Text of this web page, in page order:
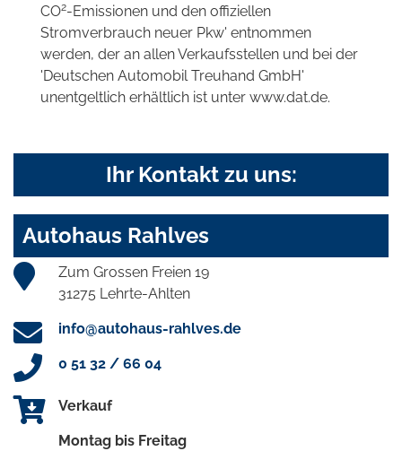
CO2-Emissionen und den offiziellen
Stromverbrauch neuer Pkw' entnommen
werden, der an allen Verkaufsstellen und bei der
'Deutschen Automobil Treuhand GmbH'
unentgeltlich erhältlich ist unter www.dat.de.
Ihr Kontakt zu uns:
Autohaus Rahlves
Zum Grossen Freien 19
31275 Lehrte-Ahlten
info@autohaus-rahlves.de
0 51 32 / 66 04
Verkauf
Montag bis Freitag